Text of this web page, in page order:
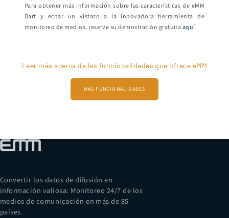
Para obtener más información sobre las características de eMM
Dart y echar un vistazo a la innovadora herramienta de
monitoreo de medios, reserve su demostración gratuitaaquí.
Leer más acerca de las funcionalidades que ofrece eMM
MÁS FUNCIONALIDADES
Convertir los datos de difusión en
información valiosa: Monitoreo 24/7 de los
medios de comunicación en más de 85
países.